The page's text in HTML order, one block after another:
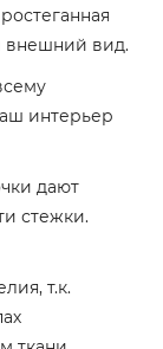
внешний вид.
интерьер
дают
стежки.
т.к.